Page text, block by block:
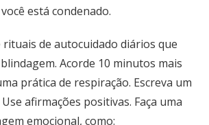
está condenado.
rituais de autocuidado diários que
Acorde 10 minutos mais
prática de respiração. Escreva um
Use afirmações positivas. Faça uma
emocional, como: